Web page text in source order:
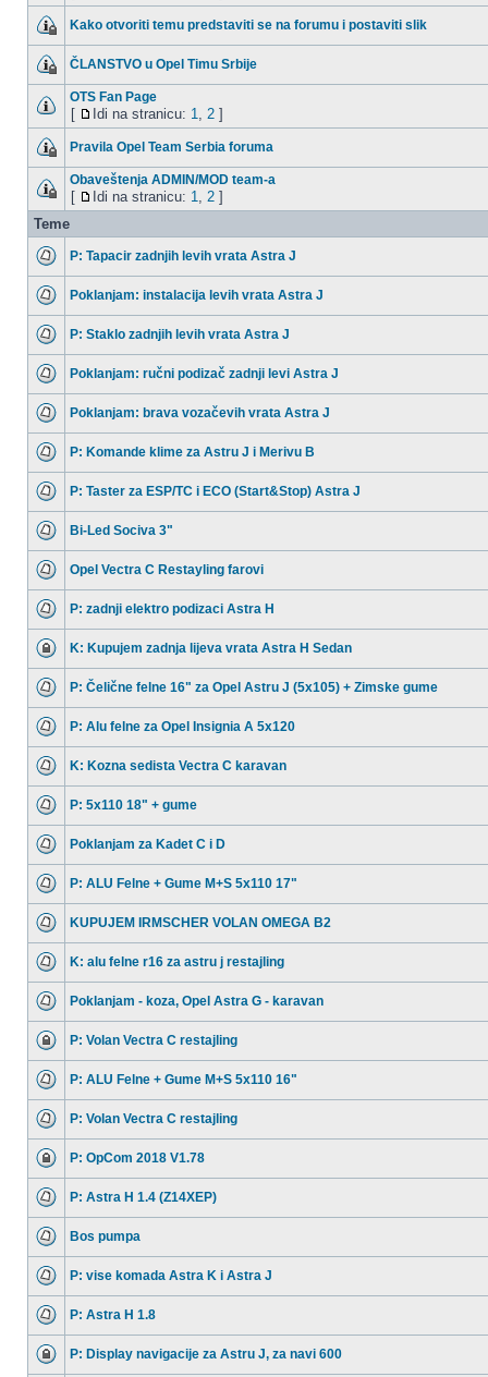
Kako otvoriti temu predstaviti se na forumu i postaviti slik
ČLANSTVO u Opel Timu Srbije
OTS Fan Page
[ Idi na stranicu: 1, 2 ]
Pravila Opel Team Serbia foruma
Obaveštenja ADMIN/MOD team-a
[ Idi na stranicu: 1, 2 ]
Teme
P: Tapacir zadnjih levih vrata Astra J
Poklanjam: instalacija levih vrata Astra J
P: Staklo zadnjih levih vrata Astra J
Poklanjam: ručni podizač zadnji levi Astra J
Poklanjam: brava vozačevih vrata Astra J
P: Komande klime za Astru J i Merivu B
P: Taster za ESP/TC i ECO (Start&Stop) Astra J
Bi-Led Sociva 3"
Opel Vectra C Restayling farovi
P: zadnji elektro podizaci Astra H
K: Kupujem zadnja lijeva vrata Astra H Sedan
P: Čelične felne 16" za Opel Astru J (5x105) + Zimske gume
P: Alu felne za Opel Insignia A 5x120
K: Kozna sedista Vectra C karavan
P: 5x110 18" + gume
Poklanjam za Kadet C i D
P: ALU Felne + Gume M+S 5x110 17"
KUPUJEM IRMSCHER VOLAN OMEGA B2
K: alu felne r16 za astru j restajling
Poklanjam - koza, Opel Astra G - karavan
P: Volan Vectra C restajling
P: ALU Felne + Gume M+S 5x110 16"
P: Volan Vectra C restajling
P: OpCom 2018 V1.78
P: Astra H 1.4 (Z14XEP)
Bos pumpa
P: vise komada Astra K i Astra J
P: Astra H 1.8
P: Display navigacije za Astru J, za navi 600